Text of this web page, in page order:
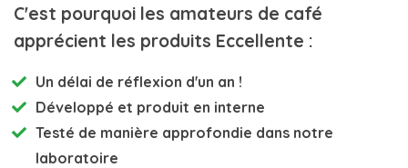
C'est pourquoi les amateurs de café
apprécient les produits Eccellente :
Un délai de réflexion d'un an !
Développé et produit en interne
Testé de manière approfondie dans notre
laboratoire